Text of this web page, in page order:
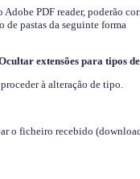
Adobe PDF reader, poderão
de pastas da seguinte forma
extensões para tipos
à alteração de tipo.
o ficheiro recebido